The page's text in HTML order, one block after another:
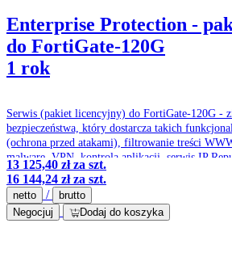
Enterprise Protection -
do FortiGate-120G
1 rok
Serwis (pakiet licencyjny) do FortiGate-120G -
bezpieczeństwa, który dostarcza takich
(ochrona przed atakami), filtrowanie treści
malware, VPN, kontrola aplikacji, serwis IP
outbrake protection service, optymalizacja pasma
spamem.
13 125,40 złza szt.
16 144,24 złza szt.
netto /
brutto
Negocjuj
Dodaj do koszyka